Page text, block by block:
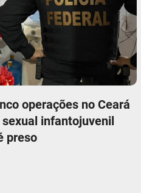
operações no Ceará
infantojuvenil
preso